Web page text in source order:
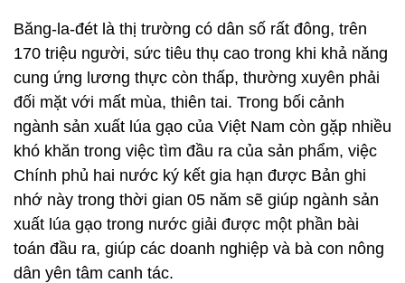
Băng-la-đét là thị trường có dân số rất đông, trên
170 triệu người, sức tiêu thụ cao trong khi khả năng
cung ứng lương thực còn thấp, thường xuyên phải
đối mặt với mất mùa, thiên tai. Trong bối cảnh
ngành sản xuất lúa gạo của Việt Nam còn gặp nhiều
khó khăn trong việc tìm đầu ra của sản phẩm, việc
Chính phủ hai nước ký kết gia hạn được Bản ghi
nhớ này trong thời gian 05 năm sẽ giúp ngành sản
xuất lúa gạo trong nước giải được một phần bài
toán đầu ra, giúp các doanh nghiệp và bà con nông
dân yên tâm canh tác.